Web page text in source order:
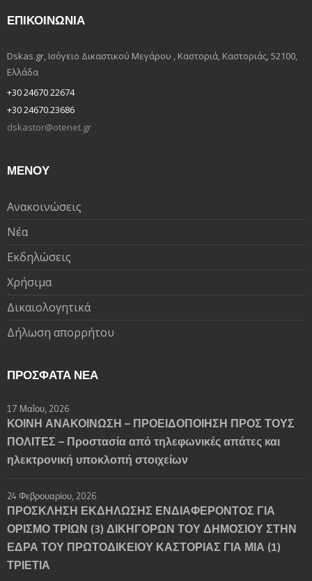
ΕΠΙΚΟΙΝΩΝΊΑ
Dskas.gr, Ισόγειο Δικαστικού Μεγάρου , Καστοριά, Καστοριάς, 52100,
Ελλάδα
+30 24670 22674
+30 24670.23686
dskastor@otenet.gr
ΜΕΝΟΥ
Ανακοινώσεις
Νέα
Εκδηλώσεις
Χρήσιμα
Δικαιολογητικά
Δήλωση απορρήτου
ΠΡΌΣΦΑΤΑ ΝΈΑ
17 Μαΐου, 2026
ΚΟΙΝΗ ΑΝΑΚΟΙΝΩΣΗ – ΠΡΟΕΙΔΟΠΟΙΗΣΗ ΠΡΟΣ ΤΟΥΣ
ΠΟΛΙΤΕΣ – Προστασία από τηλεφωνικές απάτες και
ηλεκτρονική υποκλοπή στοιχείων
24 Φεβρουαρίου, 2026
ΠΡΟΣΚΛΗΣΗ ΕΚΔΗΛΩΣΗΣ ΕΝΔΙΑΦΕΡΟΝΤΟΣ ΓΙΑ
ΟΡΙΣΜΟ ΤΡΙΩΝ (3) ΔΙΚΗΓΟΡΩΝ ΤΟΥ ΔΗΜΟΣΙΟΥ ΣΤΗΝ
ΕΔΡΑ ΤΟΥ ΠΡΩΤΟΔΙΚΕΙΟΥ ΚΑΣΤΟΡΙΑΣ ΓΙΑ ΜΙΑ (1)
ΤΡΙΕΤΙΑ